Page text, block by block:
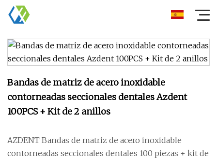
Bandas de matriz de acero inoxidable
contorneadas seccionales dentales Azdent
100PCS + Kit de 2 anillos
AZDENT Bandas de matriz de acero inoxidable
contorneadas seccionales dentales 100 piezas + kit de